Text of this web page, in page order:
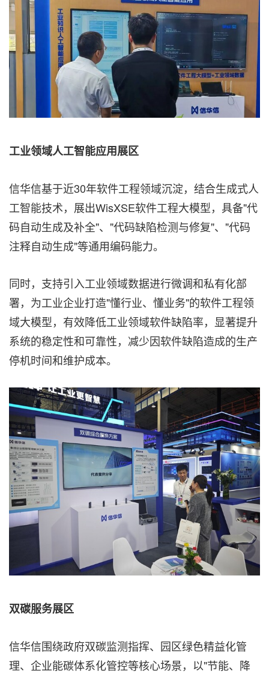
工业领域人工智能应用展区
信华信基于近30年软件工程领域沉淀，结合生成式人
工智能技术，展出WisXSE软件工程大模型，具备"代
码自动生成及补全"、"代码缺陷检测与修复"、"代码
注释自动生成"等通用编码能力。
同时，支持引入工业领域数据进行微调和私有化部
署，为工业企业打造"懂行业、懂业务"的软件工程领
域大模型，有效降低工业领域软件缺陷率，显著提升
系统的稳定性和可靠性，减少因软件缺陷造成的生产
停机时间和维护成本。
双碳服务展区
信华信围绕政府双碳监测指挥、园区绿色精益化管
理、企业能碳体系化管控等核心场景，以"节能、降